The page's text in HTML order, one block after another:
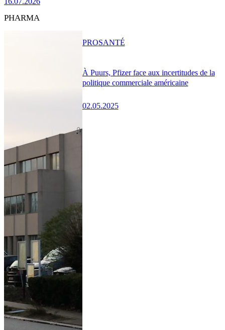
PHARMA
À Puurs, Pfizer face aux incertitudes de la
politique commerciale américaine
02.05.2025
PROSANTÉ